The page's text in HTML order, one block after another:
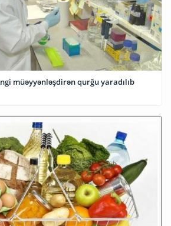
müəyyənləşdirən qurğu yaradılıb